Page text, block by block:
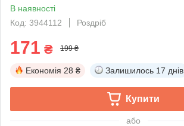
В наявності
Код: 3944112
Роздріб
171 ₴ 199 ₴
Економія 28 ₴ Залишилось 17 днів
Купити
або